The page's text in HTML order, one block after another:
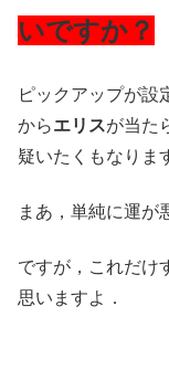
いですか？
ピックアップが設
からエリスが当た
疑いたくもなりま
まあ，単純に運
ですが，これだけ
思いますよ．